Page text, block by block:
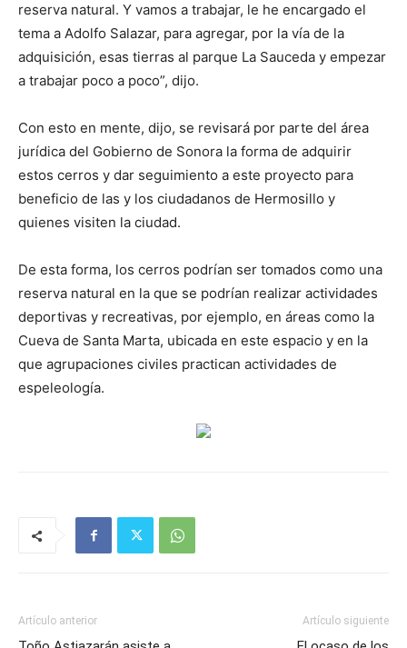
reserva natural. Y vamos a trabajar, le he encargado el
tema a Adolfo Salazar, para agregar, por la vía de la
adquisición, esas tierras al parque La Sauceda y empezar
a trabajar poco a poco”, dijo.
Con esto en mente, dijo, se revisará por parte del área
jurídica del Gobierno de Sonora la forma de adquirir
estos cerros y dar seguimiento a este proyecto para
beneficio de las y los ciudadanos de Hermosillo y
quienes visiten la ciudad.
De esta forma, los cerros podrían ser tomados como una
reserva natural en la que se podrían realizar actividades
deportivas y recreativas, por ejemplo, en áreas como la
Cueva de Santa Marta, ubicada en este espacio y en la
que agrupaciones civiles practican actividades de
espeleología.
Artículo anterior Artículo siguiente